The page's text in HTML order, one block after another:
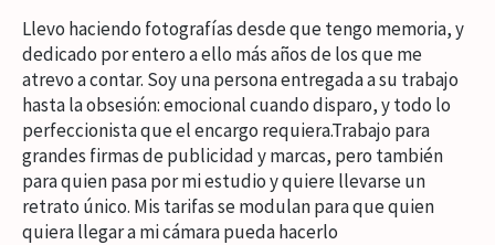
Llevo haciendo fotografías desde que tengo memoria, y
dedicado por entero a ello más años de los que me
atrevo a contar. Soy una persona entregada a su trabajo
hasta la obsesión: emocional cuando disparo, y todo lo
perfeccionista que el encargo requiera.Trabajo para
grandes firmas de publicidad y marcas, pero también
para quien pasa por mi estudio y quiere llevarse un
retrato único. Mis tarifas se modulan para que quien
quiera llegar a mi cámara pueda hacerlo